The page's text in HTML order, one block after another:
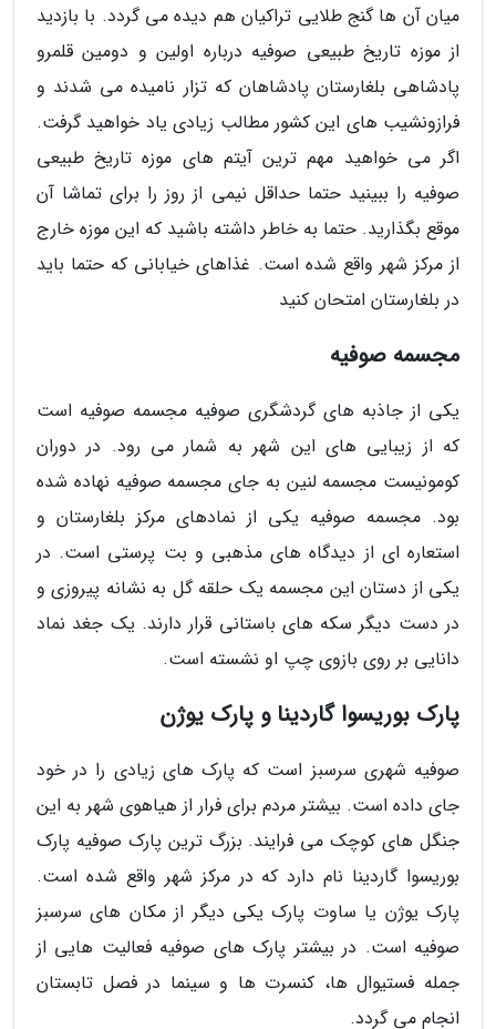
میان آن ها گنج طلایی تراکیان هم دیده می گردد. با بازدید
از موزه تاریخ طبیعی صوفیه درباره اولین و دومین قلمرو
پادشاهی بلغارستان پادشاهان که تزار نامیده می شدند و
فرازونشیب های این کشور مطالب زیادی یاد خواهید گرفت.
اگر می خواهید مهم ترین آیتم های موزه تاریخ طبیعی
صوفیه را ببینید حتما حداقل نیمی از روز را برای تماشا آن
موقع بگذارید. حتما به خاطر داشته باشید که این موزه خارج
از مرکز شهر واقع شده است. غذاهای خیابانی که حتما باید
در بلغارستان امتحان کنید
مجسمه صوفیه
یکی از جاذبه های گردشگری صوفیه مجسمه صوفیه است
که از زیبایی های این شهر به شمار می رود. در دوران
کومونیست مجسمه لنین به جای مجسمه صوفیه نهاده شده
بود. مجسمه صوفیه یکی از نمادهای مرکز بلغارستان و
استعاره ای از دیدگاه های مذهبی و بت پرستی است. در
یکی از دستان این مجسمه یک حلقه گل به نشانه پیروزی و
در دست دیگر سکه های باستانی قرار دارند. یک جغد نماد
دانایی بر روی بازوی چپ او نشسته است.
پارک بوریسوا گاردینا و پارک یوژن
صوفیه شهری سرسبز است که پارک های زیادی را در خود
جای داده است. بیشتر مردم برای فرار از هیاهوی شهر به این
جنگل های کوچک می فرایند. بزرگ ترین پارک صوفیه پارک
بوریسوا گاردینا نام دارد که در مرکز شهر واقع شده است.
پارک یوژن یا ساوت پارک یکی دیگر از مکان های سرسبز
صوفیه است. در بیشتر پارک های صوفیه فعالیت هایی از
جمله فستیوال ها، کنسرت ها و سینما در فصل تابستان
انجام می گردد.